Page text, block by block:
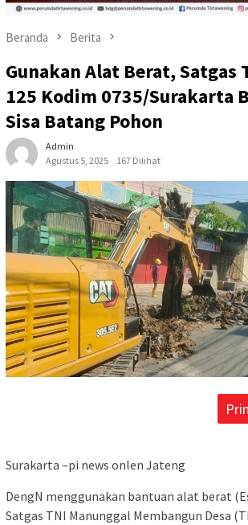
Beranda Berita
Gunakan Alat Berat, Satgas
125 Kodim 0735/Surakarta
Sisa Batang Pohon
Admin
Agustus 5, 2025
167 Dilihat
Surakarta –pi news onlen Jateng
DengN menggunakan bantuan alat berat
Satgas TNI Manunggal Membangun Desa